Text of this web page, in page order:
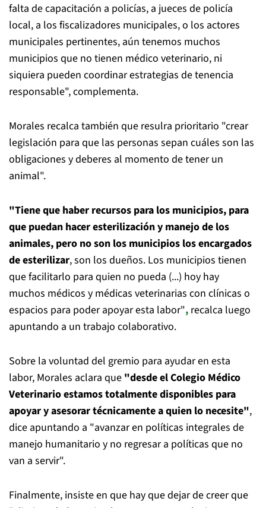
falta de capacitación a policías, a jueces de policía
local, a los fiscalizadores municipales, o los actores
municipales pertinentes, aún tenemos muchos
municipios que no tienen médico veterinario, ni
siquiera pueden coordinar estrategias de tenencia
responsable", complementa.
Morales recalca también que resulra prioritario "crear
legislación para que las personas sepan cuáles son las
obligaciones y deberes al momento de tener un
animal".
"Tiene que haber recursos para los municipios, para
que puedan hacer esterilización y manejo de los
animales, pero no son los municipios los encargados
de esterilizar, son los dueños. Los municipios tienen
que facilitarlo para quien no pueda (...) hoy hay
muchos médicos y médicas veterinarias con clínicas o
espacios para poder apoyar esta labor", recalca luego
apuntando a un trabajo colaborativo.
Sobre la voluntad del gremio para ayudar en esta
labor, Morales aclara que "desde el Colegio Médico
Veterinario estamos totalmente disponibles para
apoyar y asesorar técnicamente a quien lo necesite",
dice apuntando a "avanzar en políticas integrales de
manejo humanitario y no regresar a políticas que no
van a servir".
Finalmente, insiste en que hay que dejar de creer que